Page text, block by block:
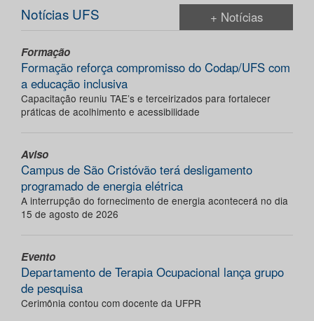
Notícias UFS + Notícias
Formação
Formação reforça compromisso do Codap/UFS com
a educação inclusiva
Capacitação reuniu TAE’s e terceirizados para fortalecer
práticas de acolhimento e acessibilidade
Aviso
Campus de São Cristóvão terá desligamento
programado de energia elétrica
A interrupção do fornecimento de energia acontecerá no dia
15 de agosto de 2026
Evento
Departamento de Terapia Ocupacional lança grupo
de pesquisa
Cerimônia contou com docente da UFPR